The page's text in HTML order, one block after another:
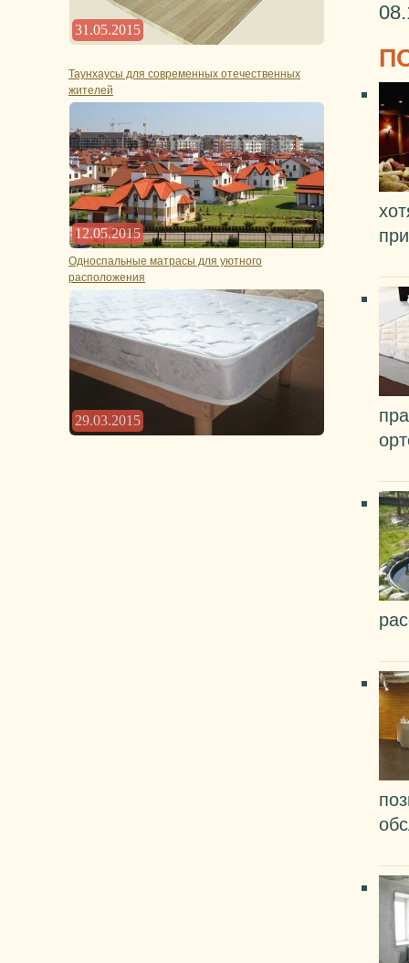
31.05.2015
Таунхаусы для современных отечественных
жителей
12.05.2015
Односпальные матрасы для уютного
расположения
29.03.2015